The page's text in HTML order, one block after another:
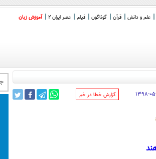
علم و دانش قرآن گوناگون فیلم عصر ایران 2 آموزش زبان
‌گزارش خطا در خبر